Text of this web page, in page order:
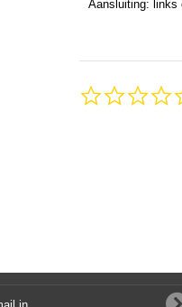
Aansluiting: links